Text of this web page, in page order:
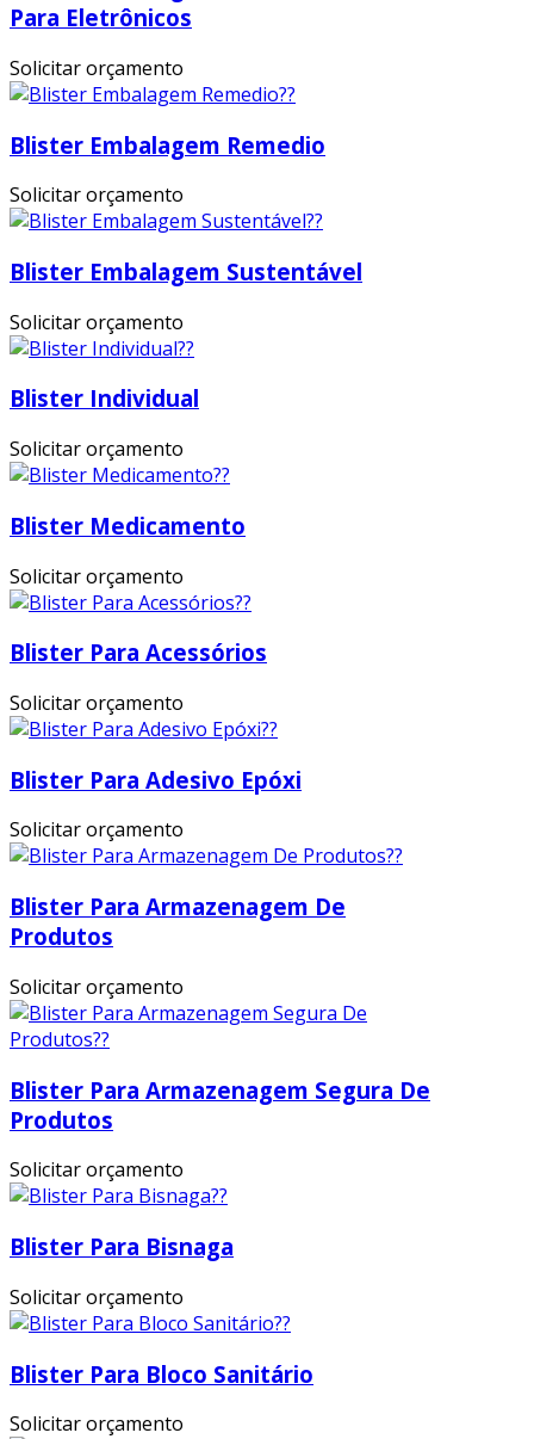
Para Eletrônicos
Solicitar orçamento
Blister Embalagem Remedio
Solicitar orçamento
Blister Embalagem Sustentável
Solicitar orçamento
Blister Individual
Solicitar orçamento
Blister Medicamento
Solicitar orçamento
Blister Para Acessórios
Solicitar orçamento
Blister Para Adesivo Epóxi
Solicitar orçamento
Blister Para Armazenagem De
Produtos
Solicitar orçamento
Blister Para Armazenagem Segura De
Produtos
Solicitar orçamento
Blister Para Bisnaga
Solicitar orçamento
Blister Para Bloco Sanitário
Solicitar orçamento